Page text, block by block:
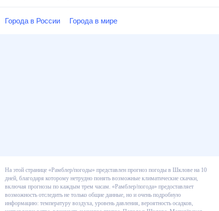
Города в России Города в мире
На этой странице «Рамблер/погоды» представлен прогноз погоды в
Шклове на 10 дней, благодаря которому нетрудно понять возможные
климатические скачки, включая прогнозы по каждым трем часам.
«Рамблер/погода» предоставляет возможность отследить не только
общие данные, но и очень подробную информацию: температуру воздуха,